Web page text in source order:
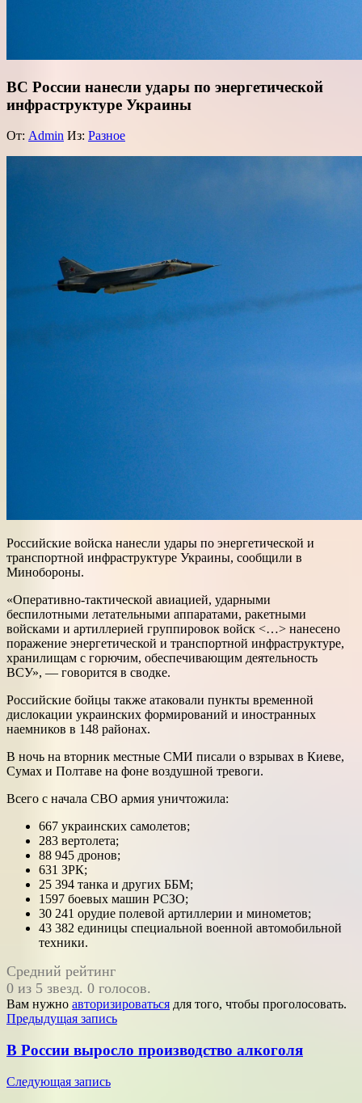
ВС России нанесли удары по энергетической
инфраструктуре Украины
От: Admin Из: Разное
Российские войска нанесли удары по энергетической и
транспортной инфраструктуре Украины, сообщили в
Минобороны.
«Оперативно-тактической авиацией, ударными
беспилотными летательными аппаратами, ракетными
войсками и артиллерией группировок войск <…> нанесено
поражение энергетической и транспортной инфраструктуре,
хранилищам с горючим, обеспечивающим деятельность
ВСУ», — говорится в сводке.
Российские бойцы также атаковали пункты временной
дислокации украинских формирований и иностранных
наемников в 148 районах.
В ночь на вторник местные СМИ писали о взрывах в Киеве,
Сумах и Полтаве на фоне воздушной тревоги.
Всего с начала СВО армия уничтожила:
667 украинских самолетов;
283 вертолета;
88 945 дронов;
631 ЗРК;
25 394 танка и других ББМ;
1597 боевых машин РСЗО;
30 241 орудие полевой артиллерии и минометов;
43 382 единицы специальной военной автомобильной
техники.
Средний рейтинг
0 из 5 звезд. 0 голосов.
Вам нужно авторизироваться для того, чтобы проголосовать.
Навигация
по
Предыдущая запись
В России выросло производство алкоголя
Следующая запись